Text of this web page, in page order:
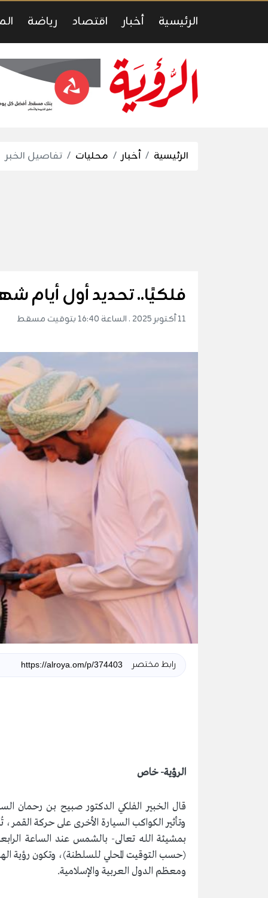
الرئيسية أخبار اقتصاد رياضة
الرئيسية أخبار محليات تفاصيل الخبر
فلكيًا.. تحديد أول
11 أكتوبر 2025 . الساعة 16:40 بتوقيت مسقط
رابط مختصر
الرؤية- خاص
قال الخبير الفلكي الدكتور صبيح بن رحمان
(حسب التوقيت المحلي للسلطنة)، وتكون رؤية
ومعظم الدول العربية والإسلامية.